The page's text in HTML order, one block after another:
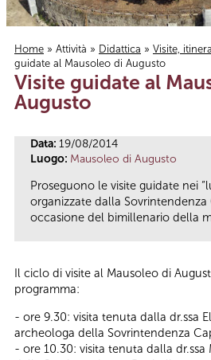
Tu sei qui
Home » Attività » Didattica » Visite,
guidate al Mausoleo di Augusto
Visite guidate al
Augusto
Data: 19/08/2014
Luogo: Mausoleo di Augusto
Proseguono le visite guidate nei
organizzate dalla
occasione del bimillenario della
Il ciclo di visite al Mausoleo di
programma:
- ore 9.30: visita tenuta dalla dr.ssa
archeologa della Sovrintendenza
- ore 10.30: visita tenuta dalla